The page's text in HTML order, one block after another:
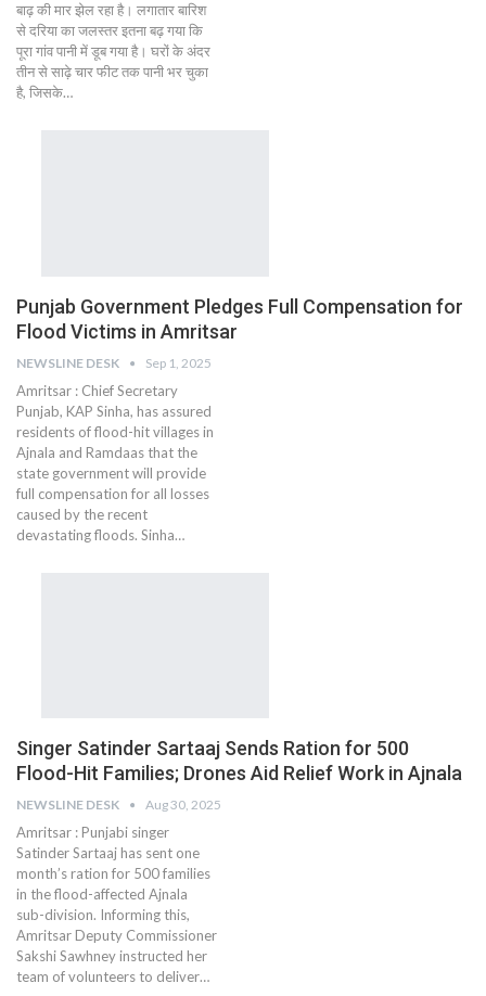
बाढ़ की मार झेल रहा है। लगातार बारिश
से दरिया का जलस्तर इतना बढ़ गया कि
पूरा गांव पानी में डूब गया है। घरों के अंदर
तीन से साढ़े चार फीट तक पानी भर चुका
है, जिसके…
Punjab Government Pledges Full Compensation for
Flood Victims in Amritsar
NEWSLINE DESK Sep 1, 2025
Amritsar : Chief Secretary
Punjab, KAP Sinha, has assured
residents of flood-hit villages in
Ajnala and Ramdaas that the
state government will provide
full compensation for all losses
caused by the recent
devastating floods. Sinha…
Singer Satinder Sartaaj Sends Ration for 500
Flood-Hit Families; Drones Aid Relief Work in Ajnala
NEWSLINE DESK Aug 30, 2025
Amritsar : Punjabi singer
Satinder Sartaaj has sent one
month’s ration for 500 families
in the flood-affected Ajnala
sub-division. Informing this,
Amritsar Deputy Commissioner
Sakshi Sawhney instructed her
team of volunteers to deliver…